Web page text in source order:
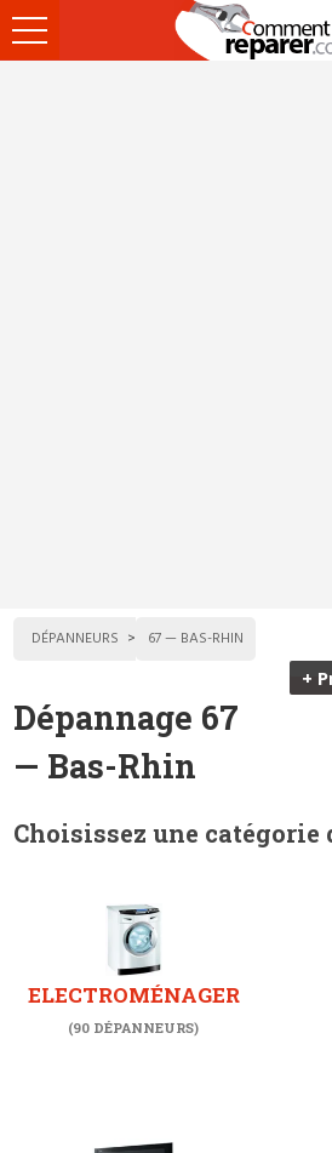
Ouvrir
le
DÉPANNEURS
67 — BAS-RHIN
+
Dépannage 67
— Bas-Rhin
Choisissez une catégorie
ELECTROMÉNAGER
(90 DÉPANNEURS)